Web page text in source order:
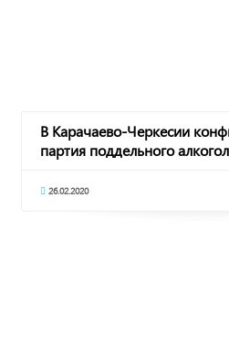
В Карачаево-Черкесии
партия поддельного
26.02.2020